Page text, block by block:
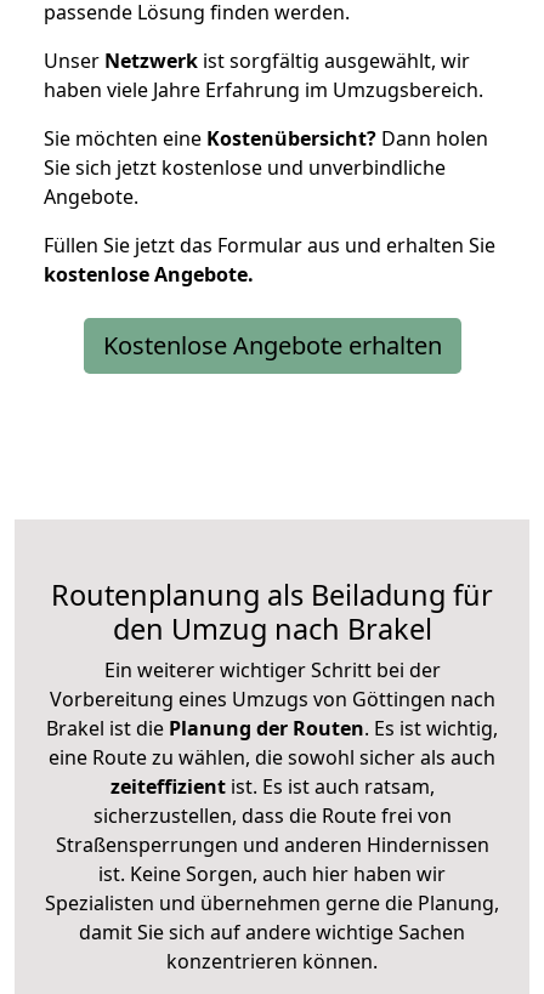
passende Lösung finden werden.
Unser Netzwerk ist sorgfältig ausgewählt, wir
haben viele Jahre Erfahrung im Umzugsbereich.
Sie möchten eine Kostenübersicht? Dann holen
Sie sich jetzt kostenlose und unverbindliche
Angebote.
Füllen Sie jetzt das Formular aus und erhalten Sie
kostenloseAngebote.
Kostenlose Angebote erhalten
Routenplanung als Beiladung für
den Umzug nach Brakel
Ein weiterer wichtiger Schritt bei der
Vorbereitung eines Umzugs von Göttingen nach
Brakel ist die Planung der Routen. Es ist wichtig,
eine Route zu wählen, die sowohl sicher als auch
zeiteffizientist. Es ist auch ratsam,
sicherzustellen, dass die Route frei von
Straßensperrungen und anderen Hindernissen
ist. Keine Sorgen, auch hier haben wir
Spezialisten und übernehmen gerne die Planung,
damit Sie sich auf andere wichtige Sachen
konzentrieren können.